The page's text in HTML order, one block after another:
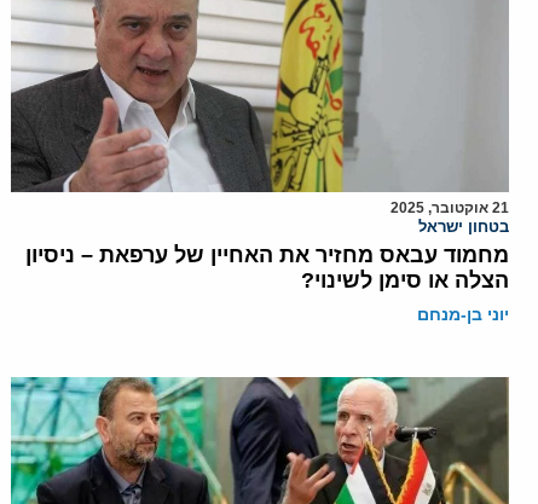
21 אוקטובר, 2025
בטחון ישראל
מחמוד עבאס מחזיר את האחיין של ערפאת – ניסיון
הצלה או סימן לשינוי?
יוני בן-מנחם